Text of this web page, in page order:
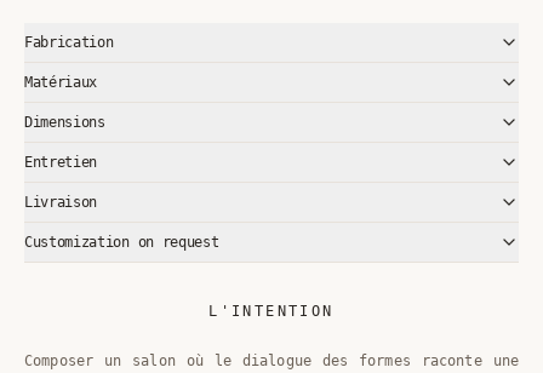
Fabrication
Matériaux
Dimensions
Entretien
Livraison
Customization on request
L'INTENTION
Composer un salon où le dialogue des formes raconte une